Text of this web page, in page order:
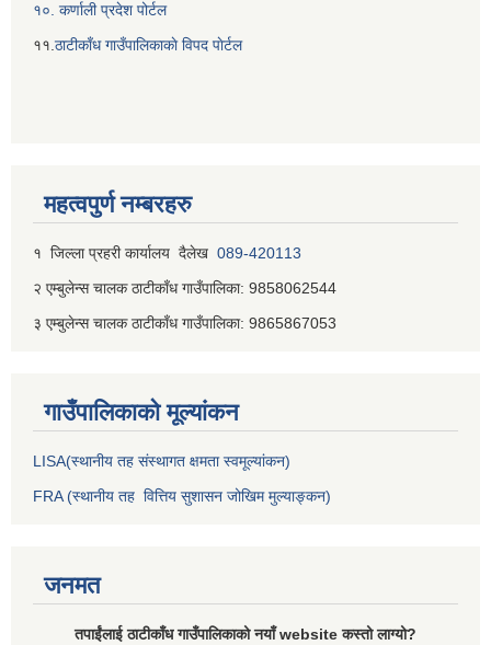
१०. कर्णाली प्रदेश पोर्टल
११.ठाटीकाँध गाउँपालिकाकाे विपद पाेर्टल
महत्वपुर्ण नम्बरहरु
१ जिल्‍ला प्रहरी कार्यालय दैलेख 089-420113
२ एम्बुलेन्स चालक ठाटीकाँध गाउँपालिका: 9858062544
३ एम्बुलेन्स चालक ठाटीकाँध गाउँपालिका: 9865867053
गाउँपालिकाकाे मूल्यांकन
LISA(स्थानीय तह संस्थागत क्षमता स्वमूल्यांकन)
FRA (स्थानीय तह वित्तिय सुशासन जोखिम मुल्याङ्कन)
जनमत
तपाईंलाई ठाटीकाँध गाउँपालिकाको नयाँ website कस्तो लाग्यो?